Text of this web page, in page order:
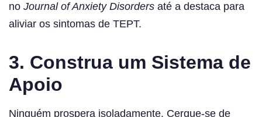
no Journal of Anxiety Disorders até a destaca para
aliviar os sintomas de TEPT.
3. Construa um Sistema de
Apoio
Ninguém prospera isoladamente. Cerque-se de